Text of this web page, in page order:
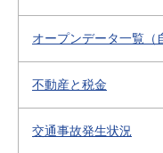
オープンデータ一覧（
不動産と税金
交通事故発生状況